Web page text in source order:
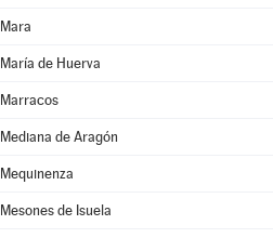
Mara
María de Huerva
Marracos
Mediana de Aragón
Mequinenza
Mesones de Isuela